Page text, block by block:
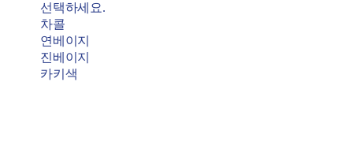
선택하세요.
차콜
연베이지
진베이지
카키색